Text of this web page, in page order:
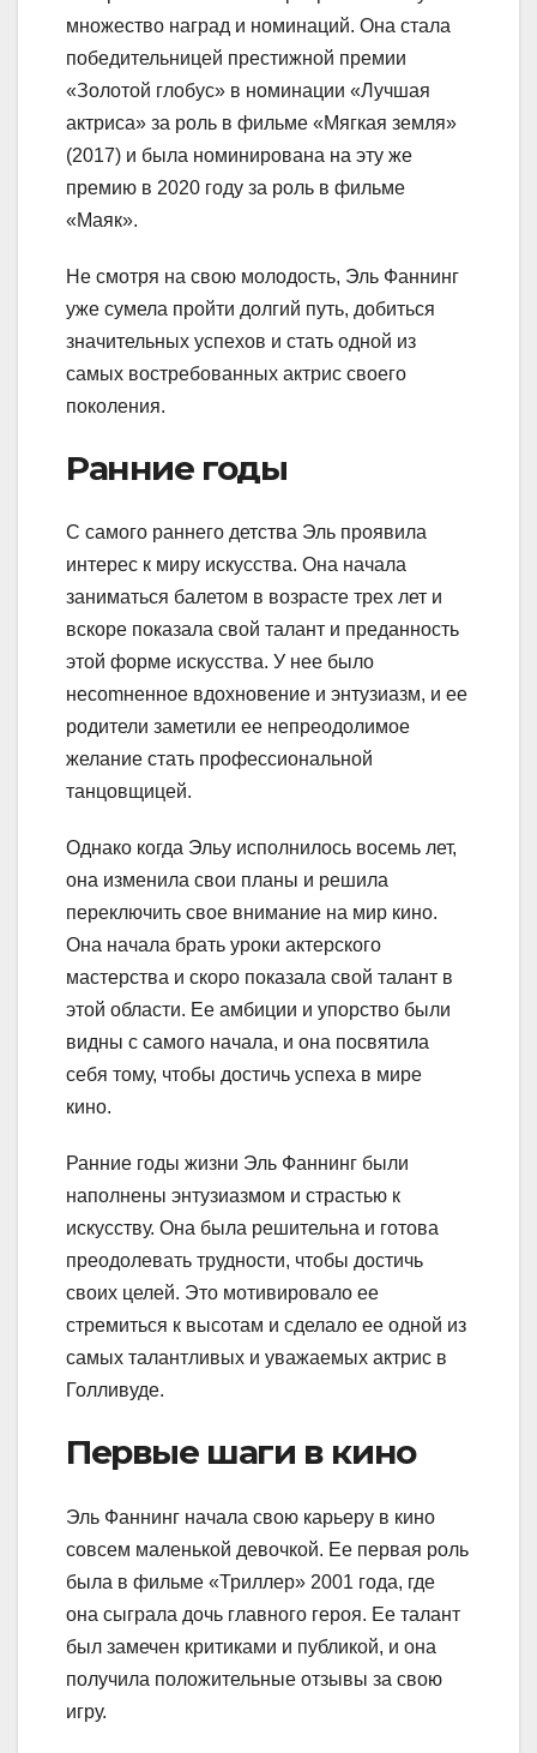
множество наград и номинаций. Она стала
победительницей престижной премии
«Золотой глобус» в номинации «Лучшая
актриса» за роль в фильме «Мягкая земля»
(2017) и была номинирована на эту же
премию в 2020 году за роль в фильме
«Маяк».
Не смотря на свою молодость, Эль Фаннинг
уже сумела пройти долгий путь, добиться
значительных успехов и стать одной из
самых востребованных актрис своего
поколения.
Ранние годы
С самого раннего детства Эль проявила
интерес к миру искусства. Она начала
заниматься балетом в возрасте трех лет и
вскоре показала свой талант и преданность
этой форме искусства. У нее было
несomненное вдохновение и энтузиазм, и ее
родители заметили ее непреодолимое
желание стать профессиональной
танцовщицей.
Однако когда Эльу исполнилось восемь лет,
она изменила свои планы и решила
переключить свое внимание на мир кино.
Она начала брать уроки актерского
мастерства и скоро показала свой талант в
этой области. Ее амбиции и упорство были
видны с самого начала, и она посвятила
себя тому, чтобы достичь успеха в мире
кино.
Ранние годы жизни Эль Фаннинг были
наполнены энтузиазмом и страстью к
искусству. Она была решительна и готова
преодолевать трудности, чтобы достичь
своих целей. Это мотивировало ее
стремиться к высотам и сделало ее одной из
самых талантливых и уважаемых актрис в
Голливуде.
Первые шаги в кино
Эль Фаннинг начала свою карьеру в кино
совсем маленькой девочкой. Ее первая роль
была в фильме «Триллер» 2001 года, где
она сыграла дочь главного героя. Ее талант
был замечен критиками и публикой, и она
получила положительные отзывы за свою
игру.